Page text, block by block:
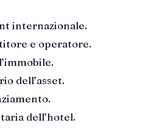
internazionale.
e operatore.
dell’asset.
dell’hotel.